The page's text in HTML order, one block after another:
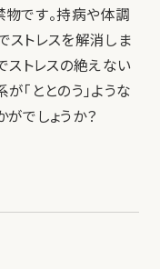
物です。持病や体調
ストレスを解消しま
ストレスの絶えない
「ととのう」ような
でしょうか？